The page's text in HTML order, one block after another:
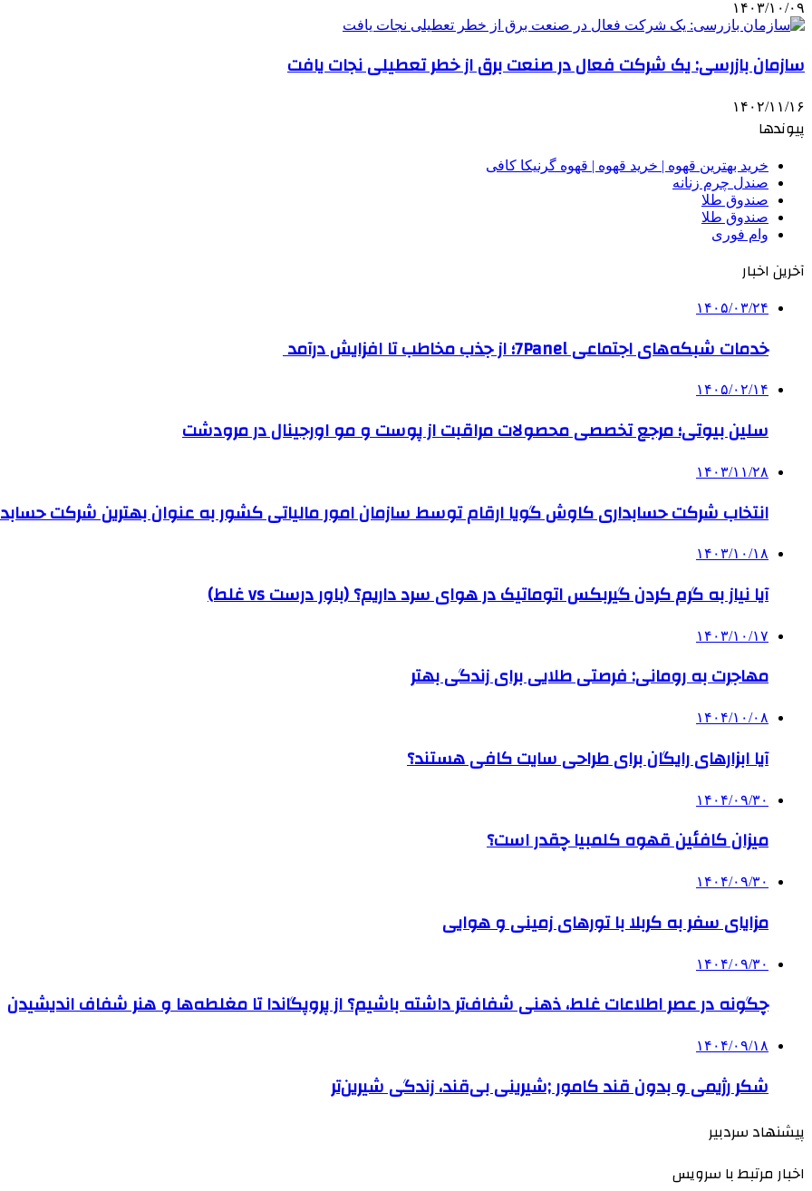
۱۴۰۳/۱۰/۰۹
سازمان بازرسی: یک شرکت‌ فعال در صنعت برق از خطر تعطیلی نجات یافت
۱۴۰۲/۱۱/۱۶
پیوندها
خرید بهترین قهوه | خرید قهوه | قهوه گرنیکا کافی
صندل چرم زنانه
صندوق طلا
صندوق طلا
وام فوری
آخرین اخبار
۱۴۰۵/۰۳/۲۴
خدمات شبکه‌های اجتماعی 7Panel؛ از جذب مخاطب تا افزایش درآمد
۱۴۰۵/۰۲/۱۴
سلین بیوتی؛ مرجع تخصصی محصولات مراقبت از پوست و مو اورجینال در مرودشت
۱۴۰۳/۱۱/۲۸
انتخاب شرکت حسابداری کاوش گویا ارقام توسط سازمان امور مالیاتی کشور به عنوان بهترین شرکت
۱۴۰۳/۱۰/۱۸
آیا نیاز به گرم کردن گیربکس اتوماتیک در هوای سرد داریم؟ (باور درست vs غلط)
۱۴۰۳/۱۰/۱۷
مهاجرت به رومانی: فرصتی طلایی برای زندگی بهتر
۱۴۰۴/۱۰/۰۸
آیا ابزارهای رایگان برای طراحی سایت کافی هستند؟
۱۴۰۴/۰۹/۳۰
میزان کافئین قهوه کلمبیا چقدر است؟
۱۴۰۴/۰۹/۳۰
مزایای سفر به کربلا با تورهای زمینی و هوایی
۱۴۰۴/۰۹/۳۰
چگونه در عصر اطلاعات غلط، ذهنی شفاف‌تر داشته باشیم؟ از پروپگاندا تا مغلطه‌ها و هنر شفاف اندیشیدن
۱۴۰۴/۰۹/۱۸
شکر رژیمی و بدون قند کامور ;شیرینی بی‌قند، زندگی شیرین‌تر
پیشنهاد سردبیر
اخبار مرتبط با سرویس